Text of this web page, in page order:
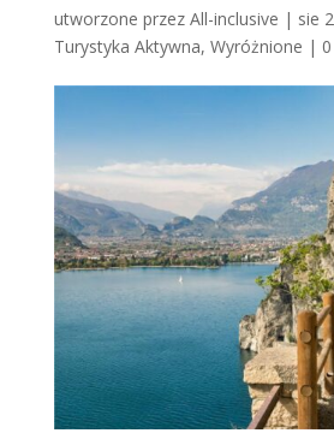
utworzone przez All-inclusive | sie
Turystyka Aktywna, Wyróżnione |